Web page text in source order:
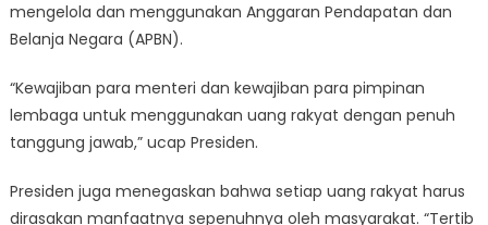
mengelola dan menggunakan Anggaran Pendapatan dan
Belanja Negara (APBN).
“Kewajiban para menteri dan kewajiban para pimpinan
lembaga untuk menggunakan uang rakyat dengan penuh
tanggung jawab,” ucap Presiden.
Presiden juga menegaskan bahwa setiap uang rakyat harus
dirasakan manfaatnya sepenuhnya oleh masyarakat. “Tertib